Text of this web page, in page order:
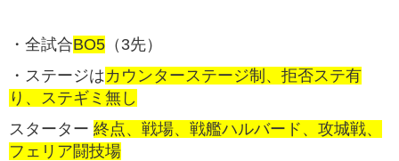
・全試合BO5 （3先）
・ステージはカウンターステージ制、拒否ステ有
り、ステギミ無し
スターター 終点、戦場、戦艦ハルバード、攻城戦、
フェリア闘技場